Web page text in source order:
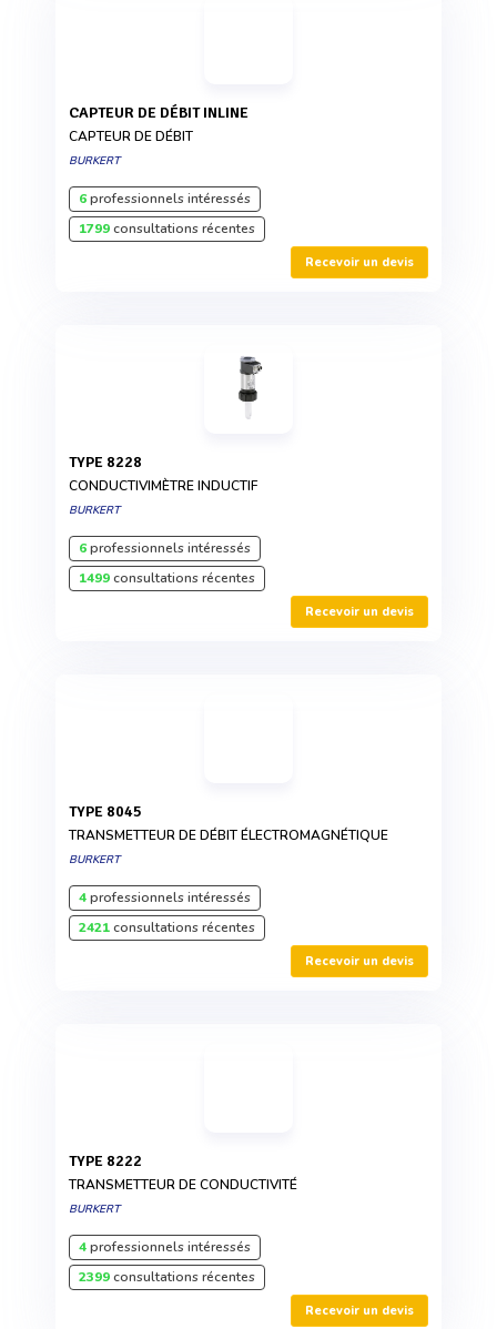
CAPTEUR DE DÉBIT INLINE
CAPTEUR DE DÉBIT
BURKERT
6professionnels intéressés
1799consultations récentes
Recevoir un devis
TYPE 8228
CONDUCTIVIMÈTRE INDUCTIF
BURKERT
6professionnels intéressés
1499consultations récentes
Recevoir un devis
TYPE 8045
TRANSMETTEUR DE DÉBIT ÉLECTROMAGNÉTIQUE
BURKERT
4professionnels intéressés
2421consultations récentes
Recevoir un devis
TYPE 8222
TRANSMETTEUR DE CONDUCTIVITÉ
BURKERT
4professionnels intéressés
2399consultations récentes
Recevoir un devis